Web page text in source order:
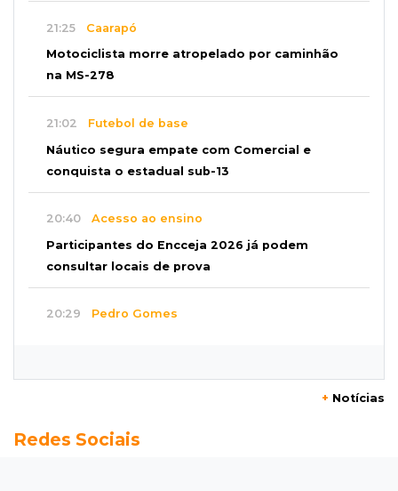
21:25 Caarapó
Motociclista morre atropelado por caminhão
na MS-278
21:02 Futebol de base
Náutico segura empate com Comercial e
conquista o estadual sub-13
20:40 Acesso ao ensino
Participantes do Encceja 2026 já podem
consultar locais de prova
20:29 Pedro Gomes
Pantanal treina em Goiânia antes de jogo que
+ Notícias
Redes Sociais